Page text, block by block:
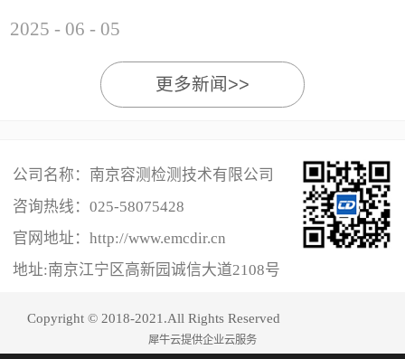
2025 - 06 - 05
更多新闻>>
公司名称：南京容测检测技术有限公司
咨询热线： 025-58075428
官网地址：http://www.emcdir.cn
地址:南京江宁区高新园诚信大道2108号
Copyright © 2018-2021.All Rights Reserved
犀牛云提供企业云服务